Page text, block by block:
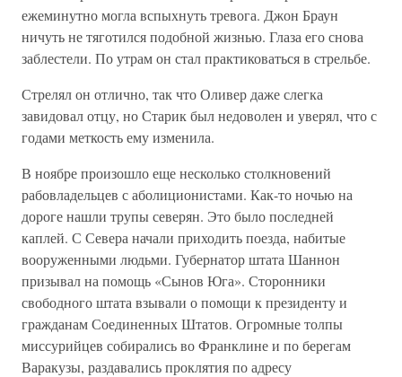
ежеминутно могла вспыхнуть тревога. Джон Браун
ничуть не тяготился подобной жизнью. Глаза его снова
заблестели. По утрам он стал практиковаться в стрельбе.
Стрелял он отлично, так что Оливер даже слегка
завидовал отцу, но Старик был недоволен и уверял, что с
годами меткость ему изменила.
В ноябре произошло еще несколько столкновений
рабовладельцев с аболиционистами. Как-то ночью на
дороге нашли трупы северян. Это было последней
каплей. С Севера начали приходить поезда, набитые
вооруженными людьми. Губернатор штата Шаннон
призывал на помощь «Сынов Юга». Сторонники
свободного штата взывали о помощи к президенту и
гражданам Соединенных Штатов. Огромные толпы
миссурийцев собирались во Франклине и по берегам
Варакузы, раздавались проклятия по адресу